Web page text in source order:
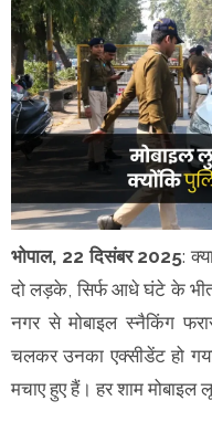
भोपाल, 22 दिसंबर 2025:
दो लड़के, सिर्फ आधे घंटे के
नगर से मोबाइल स्नैकिंग
चलकर उनका एक्सीडेंट हो
मचाए हुए हैं। हर शाम मोबाइल